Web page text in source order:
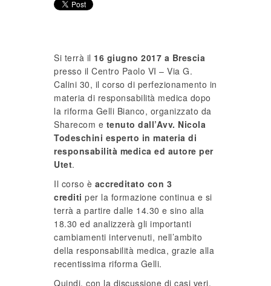
Si terrà il 16 giugno 2017 a Brescia
presso il Centro Paolo VI – Via G.
Calini 30, il corso di perfezionamento in
materia di responsabilità medica dopo
la riforma Gelli Bianco, organizzato da
Sharecom e tenuto dall’Avv. Nicola
Todeschini esperto in materia di
responsabilità medica ed autore per
Utet.
Il corso è accreditato con 3
crediti per la formazione continua e si
terrà a partire dalle 14.30 e sino alla
18.30 ed analizzerà gli importanti
cambiamenti intervenuti, nell’ambito
della responsabilità medica, grazie alla
recentissima riforma Gelli.
Quindi, con la discussione di casi veri,